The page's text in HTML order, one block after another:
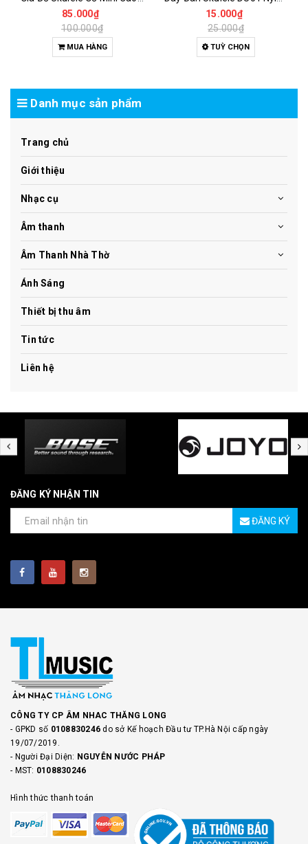
85.000₫
100.000₫
MUA HÀNG
15.000₫
25.000₫
TUỲ CHỌN
Danh mục sản phẩm
Trang chủ
Giới thiệu
Nhạc cụ
Âm thanh
Âm Thanh Nhà Thờ
Ánh Sáng
Thiết bị thu âm
Tin tức
Liên hệ
ĐĂNG KÝ NHẬN TIN
ĐĂNG KÝ
CÔNG TY CP ÂM NHAC THĂNG LONG
- GPKD số 0108830246do sở Kế hoạch Đầu tư TP.Hà Nội cấp ngày
19/07/2019.
- Người Đại Diện: NGUYỄN NƯỚC PHÁP
- MST: 0108830246
Hình thức thanh toán